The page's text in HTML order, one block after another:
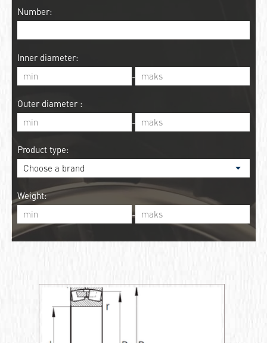
Number:
Inner diameter:
-
Outer diameter :
-
Product type:
Weight:
-